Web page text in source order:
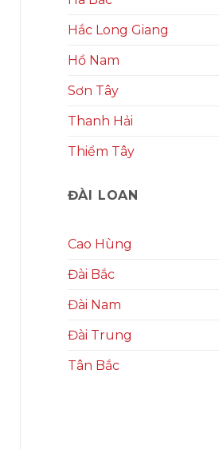
Hắc Long Giang
Hồ Nam
Sơn Tây
Thanh Hải
Thiểm Tây
ĐÀI LOAN
Cao Hùng
Đài Bắc
Đài Nam
Đài Trung
Tân Bắc